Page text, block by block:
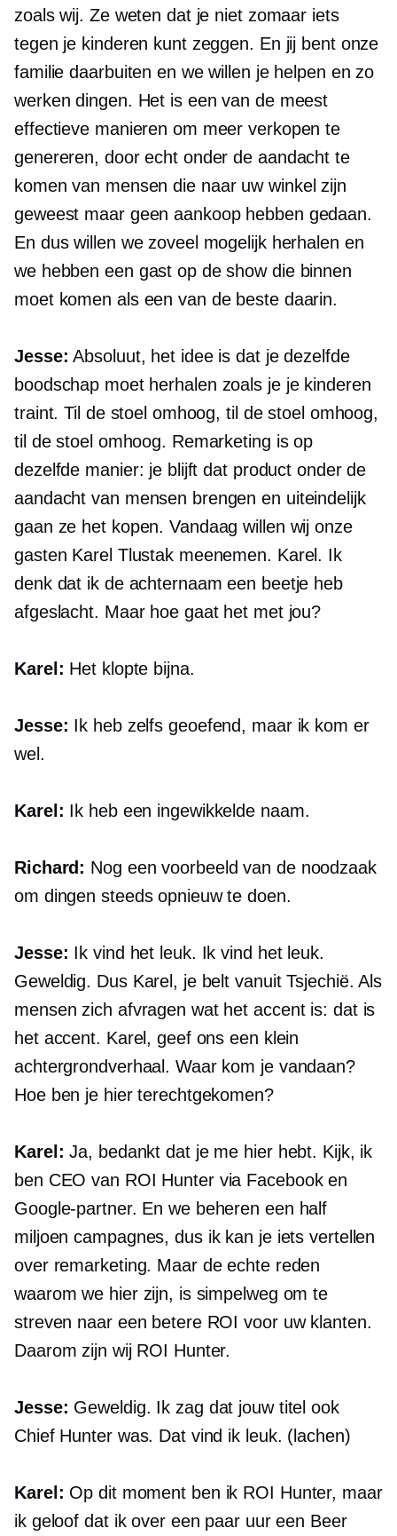
zoals wij. Ze weten dat je niet zomaar iets
tegen je kinderen kunt zeggen. En jij bent onze
familie daarbuiten en we willen je helpen en zo
werken dingen. Het is een van de meest
effectieve manieren om meer verkopen te
genereren, door echt onder de aandacht te
komen van mensen die naar uw winkel zijn
geweest maar geen aankoop hebben gedaan.
En dus willen we zoveel mogelijk herhalen en
we hebben een gast op de show die binnen
moet komen als een van de beste daarin.
Jesse: Absoluut, het idee is dat je dezelfde
boodschap moet herhalen zoals je je kinderen
traint. Til de stoel omhoog, til de stoel omhoog,
til de stoel omhoog. Remarketing is op
dezelfde manier: je blijft dat product onder de
aandacht van mensen brengen en uiteindelijk
gaan ze het kopen. Vandaag willen wij onze
gasten Karel Tlustak meenemen. Karel. Ik
denk dat ik de achternaam een ​​beetje heb
afgeslacht. Maar hoe gaat het met jou?
Karel: Het klopte bijna.
Jesse: Ik heb zelfs geoefend, maar ik kom er
wel.
Karel: Ik heb een ingewikkelde naam.
Richard: Nog een voorbeeld van de noodzaak
om dingen steeds opnieuw te doen.
Jesse: Ik vind het leuk. Ik vind het leuk.
Geweldig. Dus Karel, je belt vanuit Tsjechië. Als
mensen zich afvragen wat het accent is: dat is
het accent. Karel, geef ons een klein
achtergrondverhaal. Waar kom je vandaan?
Hoe ben je hier terechtgekomen?
Karel: Ja, bedankt dat je me hier hebt. Kijk, ik
ben CEO van ROI Hunter via Facebook en
Google-partner. En we beheren een half
miljoen campagnes, dus ik kan je iets vertellen
over remarketing. Maar de echte reden
waarom we hier zijn, is simpelweg om te
streven naar een betere ROI voor uw klanten.
Daarom zijn wij ROI Hunter.
Jesse: Geweldig. Ik zag dat jouw titel ook
Chief Hunter was. Dat vind ik leuk. (lachen)
Karel: Op dit moment ben ik ROI Hunter, maar
ik geloof dat ik over een paar uur een Beer